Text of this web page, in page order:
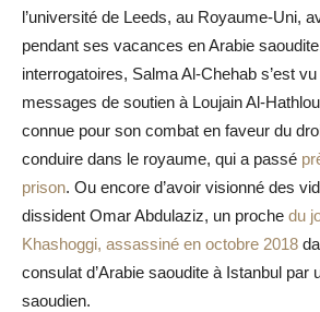
l’université de Leeds, au Royaume-Uni,
pendant ses vacances en Arabie
interrogatoires, Salma Al-Chehab s’est
messages de soutien à Loujain Al-
connue pour son combat en faveur du
conduire dans le royaume, qui a passé
prison. Ou encore d’avoir visionné des
dissident Omar Abdulaziz, un proche du
Khashoggi, assassiné en octobre 2018
consulat d’Arabie saoudite à Istanbul par
saoudien.